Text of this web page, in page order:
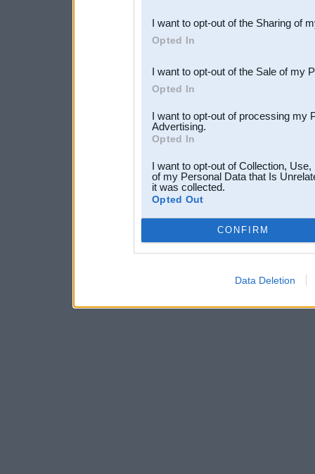
Downstream Participants
third parties.
I want to opt-out of the Sharing of
Opted In
I want to opt-out of the Sale of my
Opted In
I want to opt-out of processing my
Advertising.
Opted In
I want to opt-out of Collection,
of my Personal Data that Is
it was collected.
Opted Out
CONFIRM
Data Deletion